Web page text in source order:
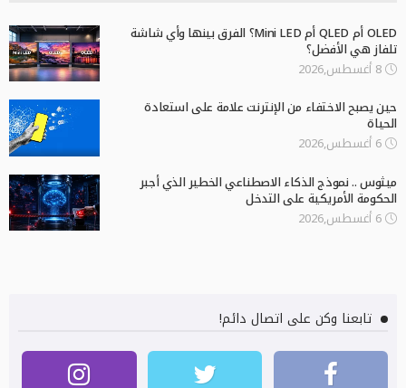
OLED أم QLED أم Mini LED؟ الفرق بينها وأي شاشة
تلفاز هي الأفضل؟
8 أغسطس,2026
حين يصبح الاختفاء من الإنترنت علامة على استعادة
الحياة
6 أغسطس,2026
ميثوس .. نموذج الذكاء الاصطناعي الخطير الذي أجبر
الحكومة الأمريكية على التدخل
6 أغسطس,2026
تابعنا وكن على اتصال دائم!